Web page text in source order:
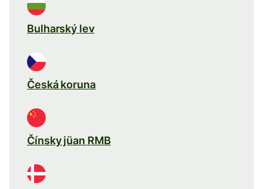
Bulharský lev
Česká koruna
Čínsky jüan RMB